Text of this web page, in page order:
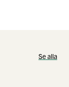
Se alla